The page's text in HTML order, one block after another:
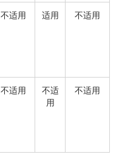
不适用 适用 不适用
不适用
不适
用
不适用